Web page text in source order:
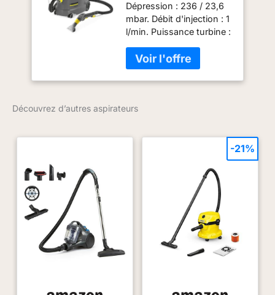
WNoir, Gris, Jaune
Dépression : 236 / 23,6
mbar. Débit d'injection : 1
l/min. Puissance turbine :
pompe : 40 W. Tension :
220 - 240 V. Fréquence :
50 - 60 Hz. Poids : 9,8
Découvrez d’autres aspirateurs
-21%